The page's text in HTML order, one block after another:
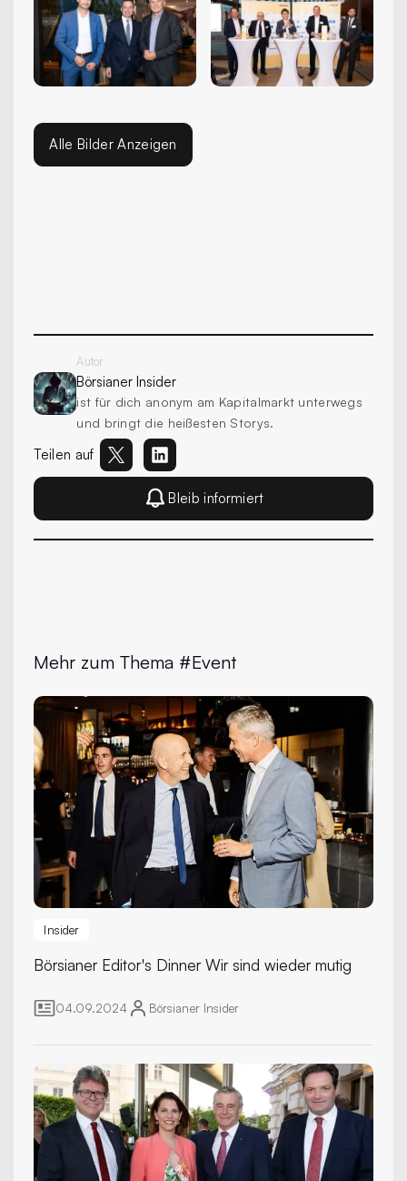
Alle Bilder Anzeigen
Autor
Börsianer Insider
ist für dich anonym am Kapitalmarkt unterwegs
und bringt die heißesten Storys.
Teilen auf
Bleib informiert
Mehr zum Thema #Event
Insider
Börsianer Editor's DinnerWir sind wieder mutig
04.09.2024 Börsianer Insider